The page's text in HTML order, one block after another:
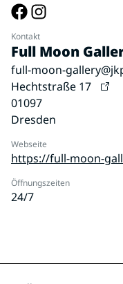
Kontakt
Full Moon
full-moon-
Hechtstraße 17
01097
Dresden
Webseite
https://full-moon-
Öffnungszeiten
24/7